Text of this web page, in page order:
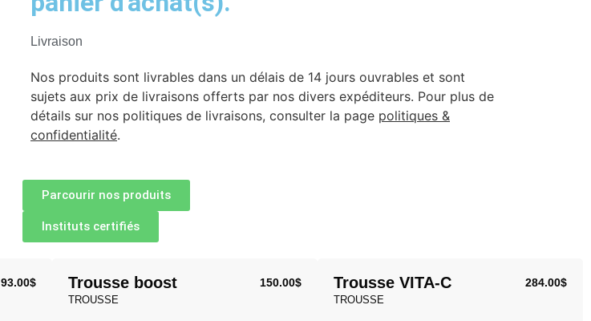
Livraison
Nos produits sont livrables dans un délais de 14 jours ouvrables et sont
sujets aux prix de livraisons offerts par nos divers expéditeurs. Pour plus de
détails sur nos politiques de livraisons, consulter la page politiques &
confidentialité.
Parcourir nos produits
Instituts certifiés
93.00$ Trousse boost 150.00$
TROUSSE
Trousse VITA-C 284.00$
TROUSSE